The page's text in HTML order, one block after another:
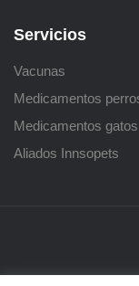
Servicios
Vacunas
Medicamentos
Medicamentos gatos
Aliados Innsopets